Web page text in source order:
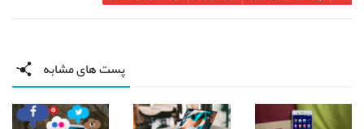
پست های مشابه